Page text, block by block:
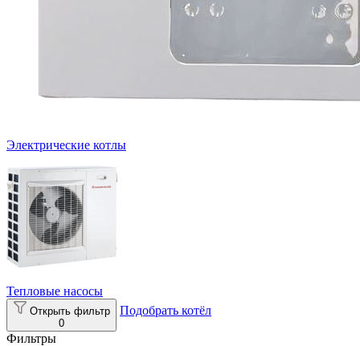
Электрические котлы
Тепловые насосы
Открыть фильтр
0
Подобрать котёл
Фильтры